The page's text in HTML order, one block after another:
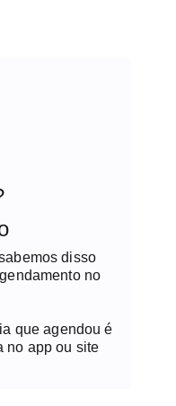
disso
no
que agendou é
no app ou site